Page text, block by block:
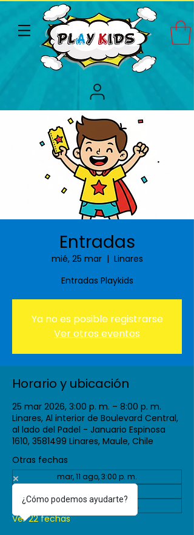
Entradas
mié, 25 mar
  |
Linares
Entradas Playkids
Ya no es posible registrarse
Ver otros eventos
Horario y ubicación
25 mar 2026, 3:00 p. m. – 8:00 p. m.
Linares, Al interior de Boulevard Central,
al lado del Padel - Januario Espinosa
1610, 3581499 Linares, Maule, Chile
Otras fechas
mar, 11 ago, 3:00 p. m.
mar, 08 sept, 3:00 p. m.
Ver 22 fechas
¿Cómo podemos ayudarte?